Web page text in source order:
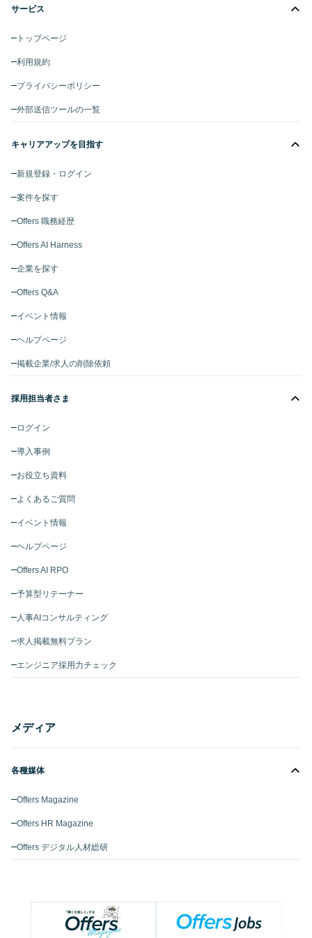
サービス
トップページ
利用規約
プライバシーポリシー
外部送信ツールの一覧
キャリアアップを目指す
新規登録・ログイン
案件を探す
Offers 職務経歴
Offers AI Harness
企業を探す
Offers Q&A
イベント情報
ヘルプページ
掲載企業/求人の削除依頼
採用担当者さま
ログイン
導入事例
お役立ち資料
よくあるご質問
イベント情報
ヘルプページ
Offers AI RPO
予算型リテーナー
人事AIコンサルティング
求人掲載無料プラン
エンジニア採用力チェック
メディア
各種媒体
Offers Magazine
Offers HR Magazine
Offers デジタル人材総研